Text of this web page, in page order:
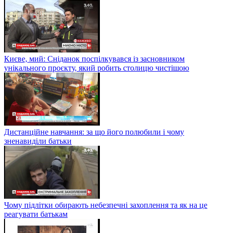
Києве, мий: Сніданок поспілкувався із засновником
унікального проєкту, який робить столицю чистішою
Дистанційне навчання: за що його полюбили і чому
зненавиділи батьки
Чому підлітки обирають небезпечні захоплення та як на це
реагувати батькам